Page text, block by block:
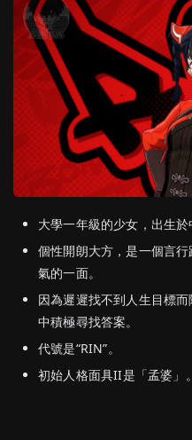
大學一年級的少女，出生於
個性開朗大方，是一個言
氣的一面。
因為遲遲找不到人生目標
中積極尋找答案。
代號是“RIN”。
初始人格面具II是「孟婆」。